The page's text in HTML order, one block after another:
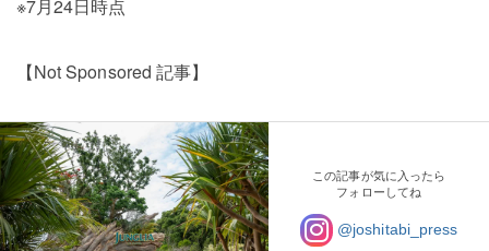
※7月24日時点
【Not Sponsored 記事】
この記事が気に入ったら
フォローしてね
@joshitabi_press